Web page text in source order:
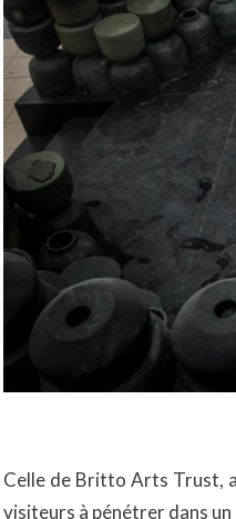
Celle de Britto Arts Trust,
visiteurs à pénétrer dans